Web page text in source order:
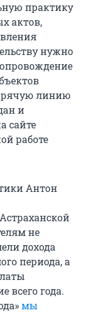
практику
актов,
нужно
линию
и
сайте
работе
Антон
не
дохода
периода, а
всего года.
мы